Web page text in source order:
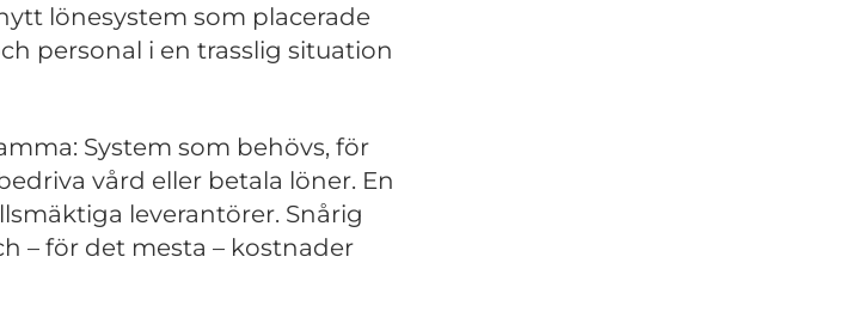
lönesystem som placerade
personal i en trasslig situation
System som behövs, för
vård eller betala löner. En
leverantörer. Snårig
– för det mesta – kostnader